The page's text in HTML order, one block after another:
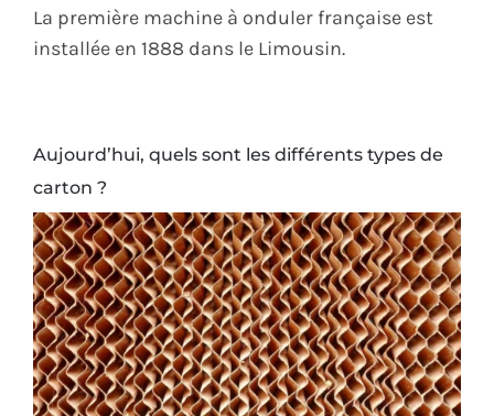
La première machine à onduler française est
installée en 1888 dans le Limousin.
Aujourd’hui, quels sont les différents types de
carton ?